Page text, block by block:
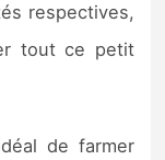
respectives,
tout ce petit
de farmer